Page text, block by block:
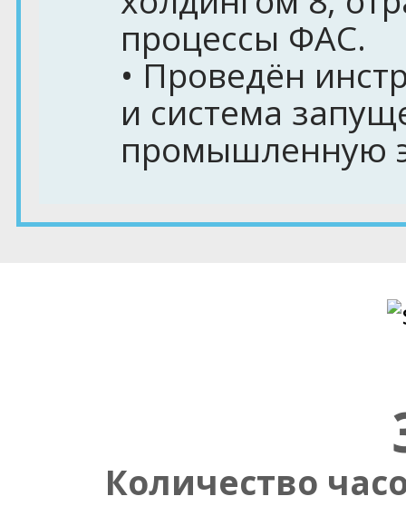
процессы ФАС.
• Проведён
и система
промышленную
Количество